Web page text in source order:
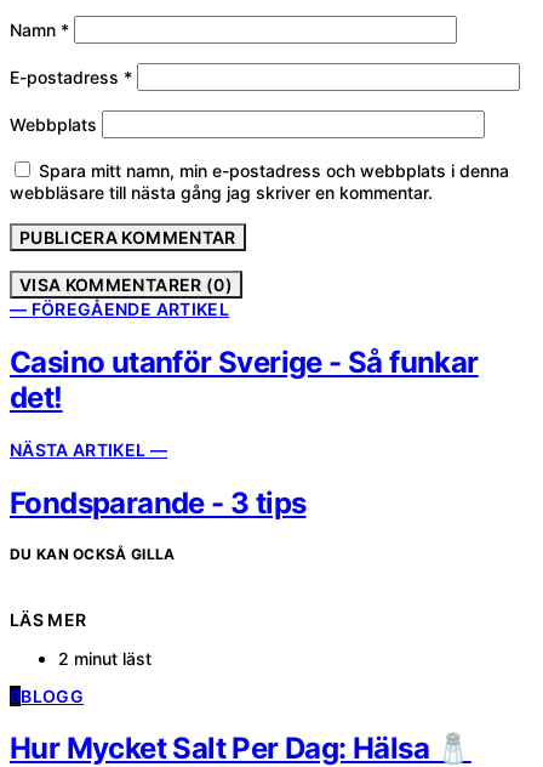
Namn *
E-postadress *
Webbplats
Spara mitt namn, min e-postadress och webbplats i denna
webbläsare till nästa gång jag skriver en kommentar.
VISA KOMMENTARER (0)
— FÖREGÅENDE ARTIKEL
Casino utanför Sverige - Så funkar
det!
NÄSTA ARTIKEL —
Fondsparande - 3 tips
DU KAN OCKSÅ GILLA
LÄS MER
2 minut läst
BBLOGG
Hur Mycket Salt Per Dag: Hälsa 🧂